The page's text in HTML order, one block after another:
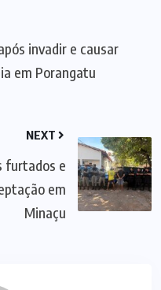
invadir e causar
em Porangatu
NEXT
furtados e
em
Minaçu